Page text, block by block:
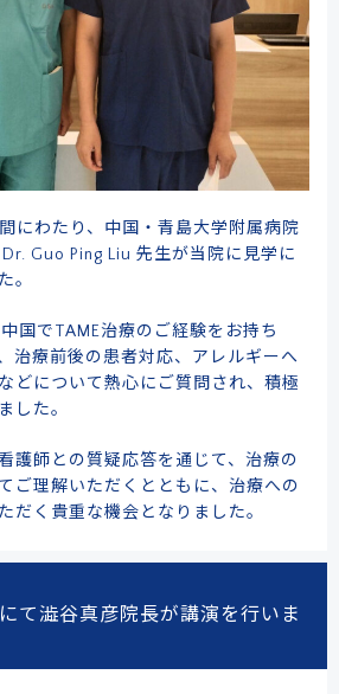
にわたり、中国・青島大学附属病院
Guo Ping Liu 先生が当院に見学に
。
国でTAME治療のご経験をお持ち
治療前後の患者対応、アレルギーへ
どについて熱心にご質問され、積極
した。
護師との質疑応答を通じて、治療の
ご理解いただくとともに、治療への
だく貴重な機会となりました。
て澁谷真彦院長が講演を行いま